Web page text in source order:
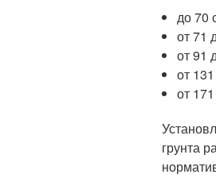
до 70
от 71
от 91
от
от
грунта